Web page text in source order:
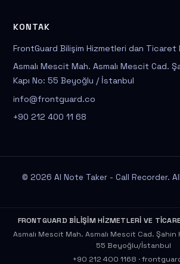
KONTAK
FrontGuard Bilişim Hizmetleri dan Ticaret
Asmalı Mescit Mah. Asmalı Mescit Cad.
Kapı No: 55 Beyoğlu / İstanbul
info@frontguard.co
+90 212 400 11 68
© 2026 AI Note Taker - Call Recorder.
FRONTGUARD BİLİŞİM HİZMETLERİ VE
Asmalı Mescit Mah. Asmalı Mescit Cad. Şahin
55 Beyoğlu/İstanbul
+90 212 400 1168 ·